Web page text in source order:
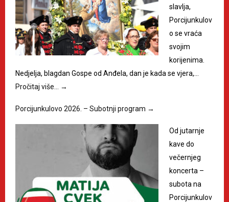
slavlja,
Porcijunkulov
o se vraća
svojim
korijenima.
Nedjelja, blagdan Gospe od Anđela, dan je kada se vjera,…
Pročitaj više…
→
Porcijunkulovo 2026. – Subotnji program →
Od jutarnje
kave do
večernjeg
koncerta –
subota na
Porcijunkulov